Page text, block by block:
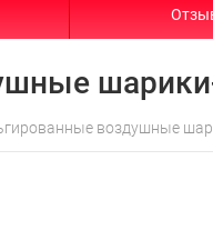
воздушные